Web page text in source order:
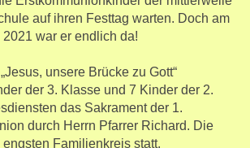
auf ihren Festtag warten. Doch am
war er endlich da!
unsere Brücke zu Gott“
der 3. Klasse und 7 Kinder der 2.
das Sakrament der 1.
durch Herrn Pfarrer Richard. Die
Familienkreis statt.